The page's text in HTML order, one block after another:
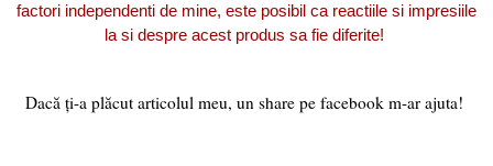
factori independenti de mine, este posibil ca reactiile si impresiile
la si despre acest produs sa fie diferite!
Dacă ți-a plăcut articolul meu, un share pe facebook m-ar ajuta!